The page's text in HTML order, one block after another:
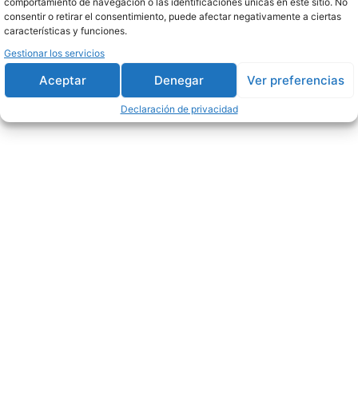
consentir o retirar el consentimiento, puede afectar negativamente a ciertas
características y funciones.
Gestionar los servicios
Aceptar Denegar Ver preferencias
Declaración de privacidad